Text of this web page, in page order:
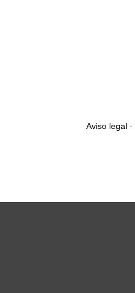
Aviso legal·